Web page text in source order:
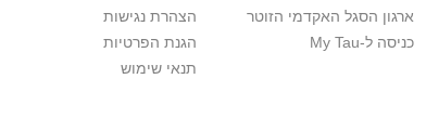
ארגון הסגל האקדמי הזוטר
כניסה ל-My Tau
הצהרת נגישות
הגנת הפרטיות
תנאי שימוש